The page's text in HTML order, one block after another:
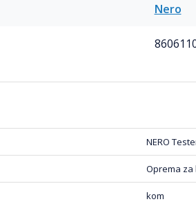
Nero
NERO
Oprema za
kom